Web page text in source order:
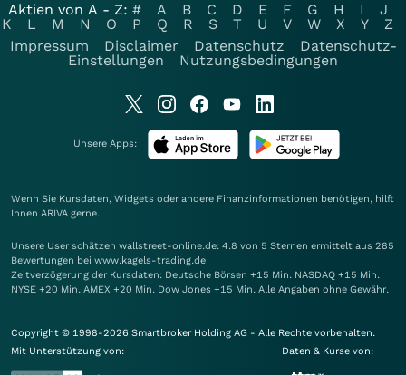
Aktien von A - Z: # A B C D E F G H I
J
K
L M N O P Q R S T U V W X Y
Z
Impressum
Disclaimer Datenschutz
Datenschutz-
Einstellungen
Nutzungsbedingungen
Unsere Apps:
Wenn Sie Kursdaten, Widgets oder andere Finanzinformationen benötigen, hilft
Ihnen ARIVA gerne.
Unsere User schätzen wallstreet-online.de: 4.8 von 5 Sternen ermittelt aus 285
Bewertungen bei www.kagels-trading.de
Zeitverzögerung der Kursdaten: Deutsche Börsen +15 Min. NASDAQ +15 Min.
NYSE +20 Min. AMEX +20 Min. Dow Jones +15 Min. Alle Angaben ohne Gewähr.
Copyright © 1998-2026 Smartbroker Holding AG - Alle Rechte vorbehalten.
Mit Unterstützung von:
Daten & Kurse von: